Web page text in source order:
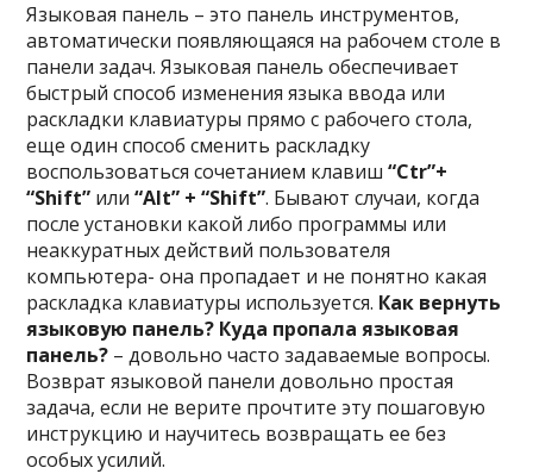
Языковая панель – это панель инструментов,
автоматически появляющаяся на рабочем столе в
панели задач. Языковая панель обеспечивает
быстрый способ изменения языка ввода или
раскладки клавиатуры прямо с рабочего стола,
еще один способ сменить раскладку
воспользоваться сочетанием клавиш“Ctr”+
“Shift” или“Alt” + “Shift”. Бывают случаи, когда
после установки какой либо программы или
неаккуратных действий пользователя
компьютера- она пропадает и не понятно какая
раскладка клавиатуры используется. Как вернуть
языковую панель? Куда пропала языковая
панель? – довольно часто задаваемые вопросы.
Возврат языковой панели довольно простая
задача, если не верите прочтите эту пошаговую
инструкцию и научитесь возвращать ее без
особых усилий.